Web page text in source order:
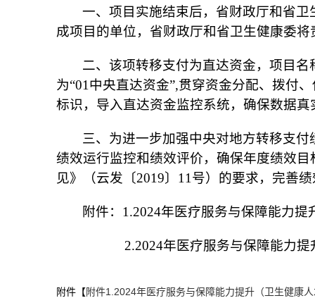
一、项目实施结束后，省财政厅和省
成项目的单位，省财政厅和省卫生健康委
二、该项转移支付为直达资金，项目
为“01中央直达资金”,贯穿资金分配、拨付
标识，导入直达资金监控系统，确保数据
三、为进一步加强中央对地方转移支
绩效运行监控和绩效评价，确保年度绩效
见》（云发〔2019〕11号）的要求，完善
附件：1.2024年医疗服务与保障能力
2.2024年医疗服务与保障能力提升
附件【附件1.2024年医疗服务与保障能力提升（卫生健康